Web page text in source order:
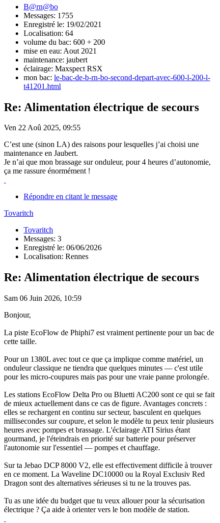
B@rn@bo
Messages: 1755
Enregistré le: 19/02/2021
Localisation: 64
volume du bac: 600 + 200
mise en eau: Aout 2021
maintenance: jaubert
éclairage: Maxspect RSX
mon bac: le-bac-de-b-rn-bo-second-depart-avec-600-l-200-l-
t41201.html
Re: Alimentation électrique de secours
Ven 22 Aoû 2025, 09:55
C’est une (sinon LA) des raisons pour lesquelles j’ai choisi une
maintenance en Jaubert.
Je n’ai que mon brassage sur onduleur, pour 4 heures d’autonomie,
ça me rassure énormément !
Répondre en citant le message
Tovaritch
Tovaritch
Messages: 3
Enregistré le: 06/06/2026
Localisation: Rennes
Re: Alimentation électrique de secours
Sam 06 Juin 2026, 10:59
Bonjour,
La piste EcoFlow de Phiphi7 est vraiment pertinente pour un bac de
cette taille.
Pour un 1380L avec tout ce que ça implique comme matériel, un
onduleur classique ne tiendra que quelques minutes — c'est utile
pour les micro-coupures mais pas pour une vraie panne prolongée.
Les stations EcoFlow Delta Pro ou Bluetti AC200 sont ce qui se fait
de mieux actuellement dans ce cas de figure. Avantages concrets :
elles se rechargent en continu sur secteur, basculent en quelques
millisecondes sur coupure, et selon le modèle tu peux tenir plusieurs
heures avec pompes et brassage. L'éclairage ATI Sirius étant
gourmand, je l'éteindrais en priorité sur batterie pour préserver
l'autonomie sur l'essentiel — pompes et chauffage.
Sur ta Jebao DCP 8000 V2, elle est effectivement difficile à trouver
en ce moment. La Waveline DC10000 ou la Royal Exclusiv Red
Dragon sont des alternatives sérieuses si tu ne la trouves pas.
Tu as une idée du budget que tu veux allouer pour la sécurisation
électrique ? Ça aide à orienter vers le bon modèle de station.